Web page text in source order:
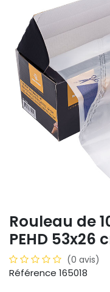
Rouleau de
PEHD 53x26
(0 avis)
Référence 165018